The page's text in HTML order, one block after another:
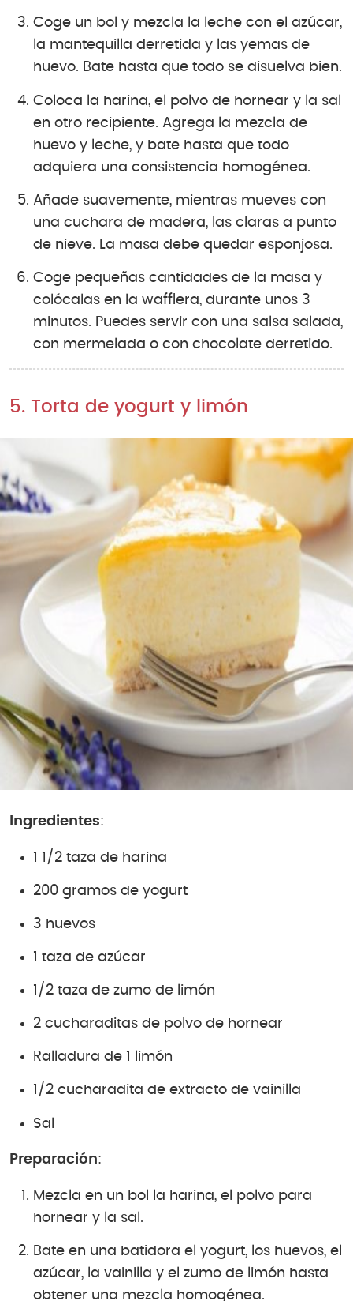
Coge un bol y mezcla la leche con el azúcar,
la mantequilla derretida y las yemas de
huevo. Bate hasta que todo se disuelva bien.
Coloca la harina, el polvo de hornear y la sal
en otro recipiente. Agrega la mezcla de
huevo y leche, y bate hasta que todo
adquiera una consistencia homogénea.
Añade suavemente, mientras mueves con
una cuchara de madera, las claras a punto
de nieve. La masa debe quedar esponjosa.
Coge pequeñas cantidades de la masa y
colócalas en la wafflera, durante unos 3
minutos. Puedes servir con una salsa salada,
con mermelada o con chocolate derretido.
5. Torta de yogurt y limón
Ingredientes:
1 1/2 taza de harina
200 gramos de yogurt
3 huevos
1 taza de azúcar
1/2 taza de zumo de limón
2 cucharaditas de polvo de hornear
Ralladura de 1 limón
1/2 cucharadita de extracto de vainilla
Sal
Preparación:
Mezcla en un bol la harina, el polvo para
hornear y la sal.
Bate en una batidora el yogurt, los huevos, el
azúcar, la vainilla y el zumo de limón hasta
obtener una mezcla homogénea.